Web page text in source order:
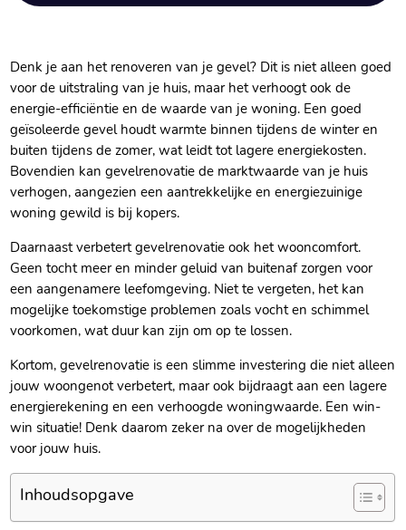
Denk je aan het renoveren van je gevel? Dit is niet alleen goed
voor de uitstraling van je huis, maar het verhoogt ook de
energie-efficiëntie en de waarde van je woning.​ Een goed
geïsoleerde gevel houdt warmte binnen tijdens de winter en
buiten tijdens de zomer, wat leidt tot lagere energiekosten.​
Bovendien kan gevelrenovatie de marktwaarde van je huis
verhogen, aangezien een aantrekkelijke en energiezuinige
woning gewild is bij kopers.​
Daarnaast verbetert gevelrenovatie ook het wooncomfort.​
Geen tocht meer en minder geluid van buitenaf zorgen voor
een aangenamere leefomgeving.​ Niet te vergeten, het kan
mogelijke toekomstige problemen zoals vocht en schimmel
voorkomen, wat duur kan zijn om op te lossen.​
Kortom, gevelrenovatie is een slimme investering die niet alleen
jouw woongenot verbetert, maar ook bijdraagt aan een lagere
energierekening en een verhoogde woningwaarde.​ Een win-
win situatie! Denk daarom zeker na over de mogelijkheden
voor jouw huis.​
Inhoudsopgave